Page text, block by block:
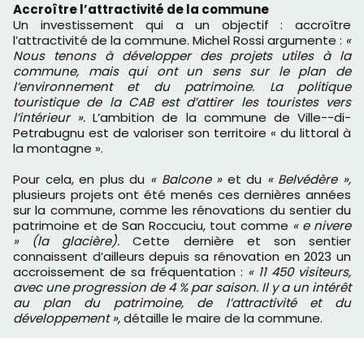
Accroître l’attractivité de la commune
Un investissement qui a un objectif : accroître
l’attractivité de la commune. Michel Rossi argumente : «
Nous tenons à développer des projets utiles à la
commune, mais qui ont un sens sur le plan de
l’environnement et du patrimoine. La politique
touristique de la CAB est d’attirer les touristes vers
l’intérieur ». L’ambition de la commune de Ville--di-
Petrabugnu est de valoriser son territoire « du littoral à
la montagne ».
Pour cela, en plus du « Balcone »et du « Belvédère »,
plusieurs projets ont été menés ces dernières années
sur la commune, comme les rénovations du sentier du
patrimoine et de San Roccuciu, tout comme « e nivere
» (la glacière).Cette dernière et son sentier
connaissent d’ailleurs depuis sa rénovation en 2023 un
accroissement de sa fréquentation : « 11 450 visiteurs,
avec une progression de 4 % par saison. Il y a un intérêt
au plan du patrimoine, de l’attractivité et du
développement »,détaille le maire de la commune.